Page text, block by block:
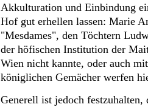
Akkulturation und Einbindung
Hof gut erhellen lassen: Marie
"Mesdames", den Töchtern
der höfischen Institution der
Wien nicht kannte, oder auch
königlichen Gemächer werfen
Generell ist jedoch festzuhalten,